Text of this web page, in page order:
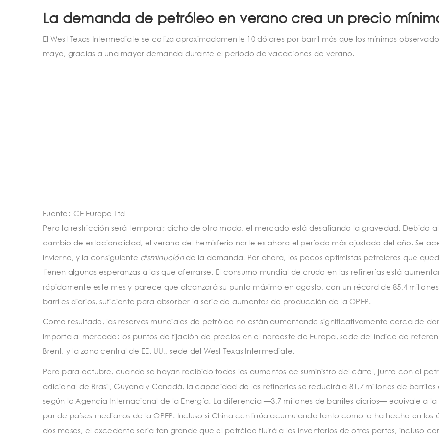
La demanda de petróleo en verano crea un precio
El West Texas Intermediate se cotiza aproximadamente 10 dólares por barril más que los mínimos
mayo, gracias a una mayor demanda durante el período de vacaciones de verano.
Fuente: ICE Europe Ltd
Pero la restricción será temporal; dicho de otro modo, el mercado está desafiando la gravedad. Debido al
cambio de estacionalidad, el verano del hemisferio norte es ahora el período más ajustado del año. Se
invierno, y la consiguiente disminución de la demanda. Por ahora, los pocos optimistas petroleros que
tienen algunas esperanzas a las que aferrarse. El consumo mundial de crudo en las refinerías está
rápidamente este mes y parece que alcanzará su punto máximo en agosto, con un récord de 85,4
barriles diarios, suficiente para absorber la serie de aumentos de producción de la OPEP.
Como resultado, las reservas mundiales de petróleo no están aumentando significativamente cerca de
importa al mercado: los puntos de fijación de precios en el noroeste de Europa, sede del índice de
Brent, y la zona central de EE. UU., sede del West Texas Intermediate.
Pero para octubre, cuando se hayan recibido todos los aumentos de suministro del cártel, junto con el
adicional de Brasil, Guyana y Canadá, la capacidad de las refinerías se reducirá a 81,7 millones de barriles
según la Agencia Internacional de la Energía. La diferencia —3,7 millones de barriles diarios— equivale a la
par de países medianos de la OPEP. Incluso si China continúa acumulando tanto como lo ha hecho en los
dos meses, el excedente sería tan grande que el petróleo fluirá a los inventarios de otras partes, incluso